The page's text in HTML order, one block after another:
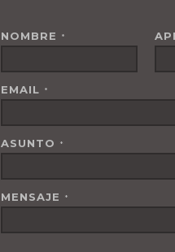
NOMBRE *
EMAIL *
ASUNTO *
MENSAJE *